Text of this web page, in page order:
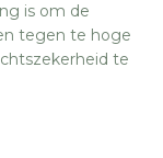
is om de
tegen te hoge
te